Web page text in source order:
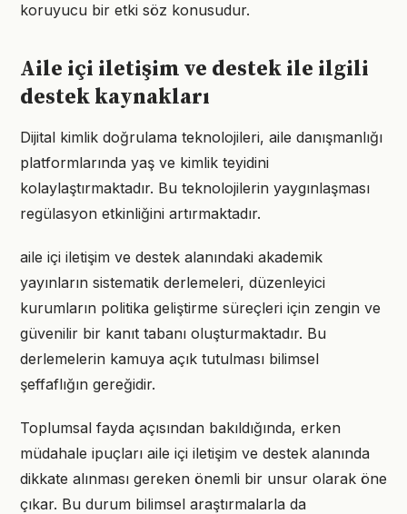
koruyucu bir etki söz konusudur.
Aile içi iletişim ve destek ile ilgili
destek kaynakları
Dijital kimlik doğrulama teknolojileri, aile danışmanlığı
platformlarında yaş ve kimlik teyidini
kolaylaştırmaktadır. Bu teknolojilerin yaygınlaşması
regülasyon etkinliğini artırmaktadır.
aile içi iletişim ve destek alanındaki akademik
yayınların sistematik derlemeleri, düzenleyici
kurumların politika geliştirme süreçleri için zengin ve
güvenilir bir kanıt tabanı oluşturmaktadır. Bu
derlemelerin kamuya açık tutulması bilimsel
şeffaflığın gereğidir.
Toplumsal fayda açısından bakıldığında, erken
müdahale ipuçları aile içi iletişim ve destek alanında
dikkate alınması gereken önemli bir unsur olarak öne
çıkar. Bu durum bilimsel araştırmalarla da